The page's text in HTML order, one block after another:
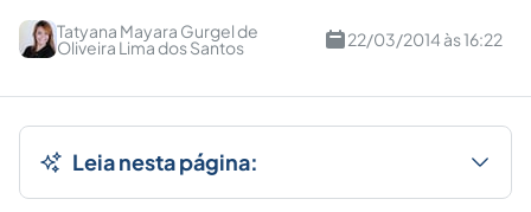
Tatyana Mayara Gurgel de
Oliveira Lima dos Santos 22/03/2014 às 16:22
Leia nesta página: